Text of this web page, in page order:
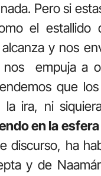
Pero si
el estallido
y nos
nos empuja a
que
la ira, ni
en la
discurso, ha
y de